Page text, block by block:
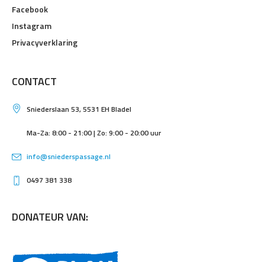
Facebook
Instagram
Privacyverklaring
CONTACT
Sniederslaan 53, 5531 EH Bladel
Ma-Za: 8:00 - 21:00 | Zo: 9:00 - 20:00 uur
info@sniederspassage.nl
0497 381 338
DONATEUR VAN: